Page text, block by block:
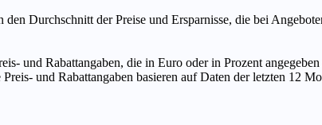
Durchschnitt der Preise und Ersparnisse, die bei
und Rabattangaben, die in Euro oder in Prozent
und Rabattangaben basieren auf Daten der letzten 12